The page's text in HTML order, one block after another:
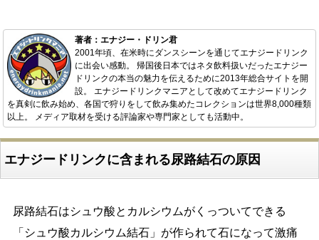
著者：エナジー・ドリン君
2001年頃、在米時にダンスシーンを通じてエナジードリンク
に出会い感動。 帰国後日本ではネタ飲料扱いだったエナジー
ドリンクの本当の魅力を伝えるために2013年総合サイトを開
設。 エナジードリンクマニアとして改めてエナジードリンク
を真剣に飲み始め、各国で狩りをして飲み集めたコレクションは世界8,000種類
以上。 メディア取材を受ける評論家や専門家としても活動中。
エナジードリンクに含まれる尿路結石の原因
尿路結石はシュウ酸とカルシウムがくっついてできる
「シュウ酸カルシウム結石」が作られて石になって激痛